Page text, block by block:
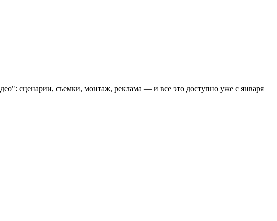
сценарии, съемки, монтаж, реклама — и все это доступно уже с января